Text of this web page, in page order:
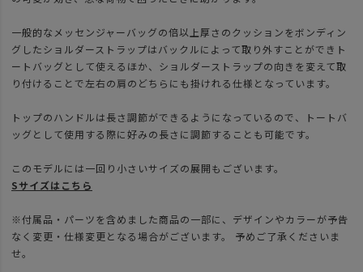
一般的なメッセンジャーバッグの倍以上厚さのクッションをボンディン
グしたショルダーストラップはバックルによって取り外すことができト
ートバッグとして使えるほか、ショルダーストラップの向きを変えて取
り付けることで左右の肩のどちらにも掛けれる仕様となっています。
トップのハンドルは長さ調節ができるようになっているので、トートバ
ッグとして使用する際に好みの長さに調節することも可能です。
このモデルには一回り小さいサイズの展開もございます。
Sサイズはこちら
※付属品・パーツを含めました商品の一部に、デザインやカラーが予告
なく変更・仕様変更となる場合がございます。 予めご了承くださいま
せ。